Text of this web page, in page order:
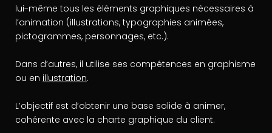
lui-même tous les éléments graphiques nécessaires à
l’animation (illustrations, typographies animées,
pictogrammes, personnages, etc.).
Dans d’autres, il utilise ses compétences en graphisme
ou en illustration.
L’objectif est d’obtenir une base solide à animer,
cohérente avec la charte graphique du client.